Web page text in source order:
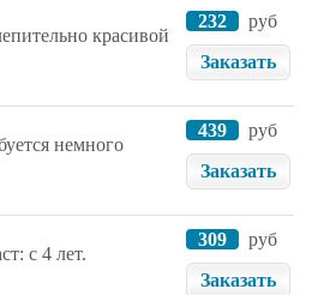
красивой
232
руб
Заказать
немного
439
руб
Заказать
с 4 лет.
309
руб
Заказать